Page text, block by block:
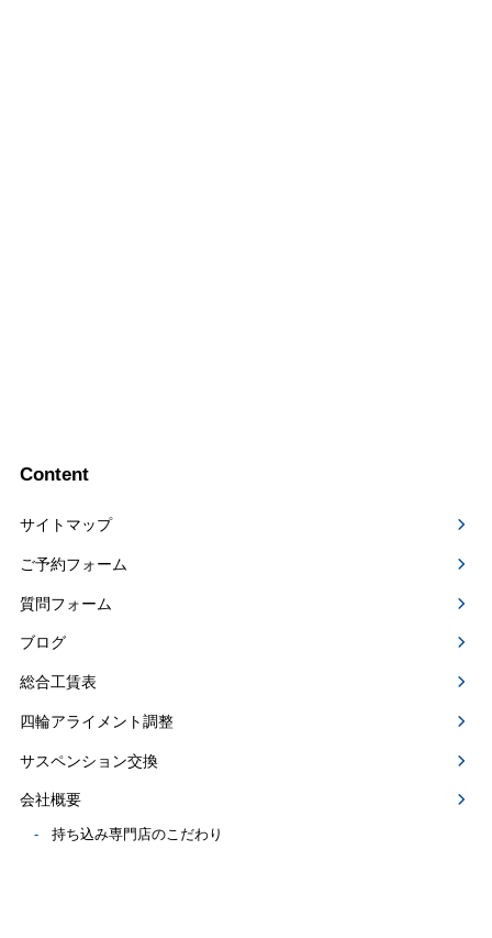
Content
サイトマップ
ご予約フォーム
質問フォーム
ブログ
総合工賃表
四輪アライメント調整
サスペンション交換
会社概要
持ち込み専門店のこだわり